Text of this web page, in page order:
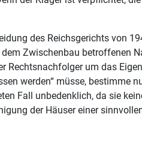
des Reichsgerichts von
Zwischenbau betroffenen
Rechtsnachfolger um das
werden“ müsse, bestimme
Fall unbedenklich, da sie
der Häuser einer